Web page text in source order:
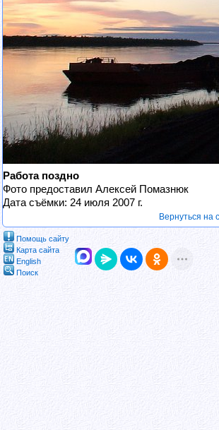
Работа поздно
Фото предоставил Алексей Помазнюк
Дата съёмки: 24 июля 2007 г.
Вернуться на
Помощь сайту
Карта сайта
English
Поиск